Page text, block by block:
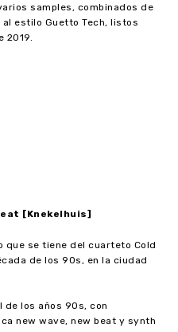
samples, combinados de
estilo Guetto Tech, listos
2019.
[Knekelhuis]
que se tiene del cuarteto Cold
de los 90s, en la ciudad
de los años 90s, con
new wave, new beat y synth